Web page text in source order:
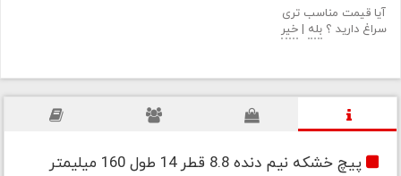
آیا قیمت مناسب تری
سراغ دارید ؟ بله | خیر
پیچ خشکه نیم دنده 8.8 قطر 14 طول 160 میلیمتر